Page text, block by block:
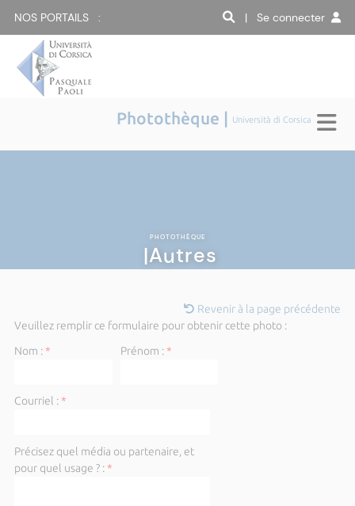
NOS PORTAILS : | Se connecter
Photothèque | Università di Corsica
PHOTOTHÈQUE
|Autres
Revenir à la page précédente
Veuillez remplir ce formulaire pour obtenir cette photo :
Nom :* Prénom :*
Courriel :*
Précisez quel média ou partenaire, et
pour quel usage ? :*